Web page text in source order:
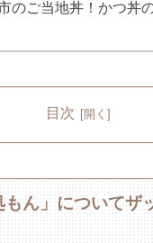
のご当地丼！かつ丼
目次
ん」についてザ